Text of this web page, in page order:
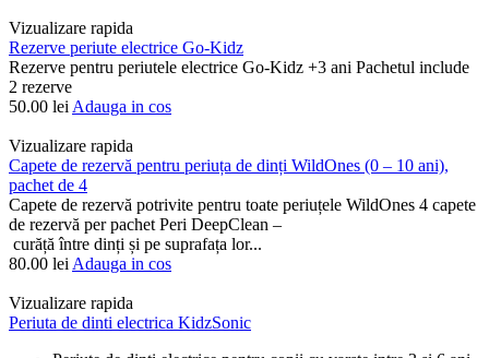
Vizualizare rapida
Rezerve periute electrice Go-Kidz
Rezerve pentru periutele electrice Go-Kidz +3 ani Pachetul include
2 rezerve
50.00 lei Adauga in cos
Vizualizare rapida
Capete de rezervă pentru periuța de dinți WildOnes (0 – 10 ani),
pachet de 4
Capete de rezervă potrivite pentru toate periuțele WildOnes 4 capete
de rezervă per pachet Peri DeepClean –
curăță între dinți și pe suprafața lor...
80.00 lei Adauga in cos
Vizualizare rapida
Periuta de dinti electrica KidzSonic